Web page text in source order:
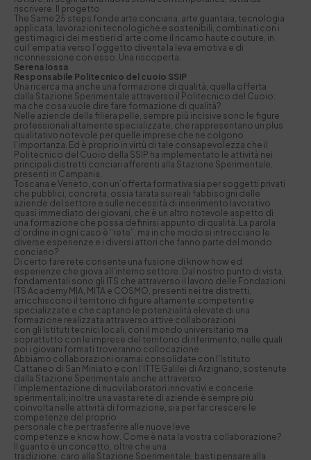
riscrivere. Il progetto
The Same 25 steps fonde arte conciaria, arte guantaia, tecnologia
applicata, lavorazioni tecnologiche e sostenibili, combinati con i
gesti magici dei mestieri d’arte come il ricamo haute couture, in
cui l’empatia verso l’oggetto diventa la leva emotiva e di
riconnessione con esso. Una riscoperta.
Serena Iossa
Responsabile Politecnico del cuoio SSIP
Una ricerca ma anche una formazione di qualità, quella offerta
dalla Stazione Sperimentale attraverso il Politecnico del Cuoio:
ma che cosa vuole dire fare formazione di qualità?
Nelle aziende della filiera pelle, sempre più incisive sono le figure
professionali altamente specializzate, che rappresentano un plus
qualitativo notevole per quelle imprese che ne colgono
l’importanza. Ed è proprio in virtù di tale consapevolezza che il
Politecnico del Cuoio della SSIP ha implementato le attività nei
principali distretti conciari afferenti alla Stazione Sperimentale,
presenti in Campania,
Toscana e Veneto, con un’offerta formativa sia per soggetti privati
che pubblici, concreta, ossia tarata sui reali fabbisogni delle
aziende del settore e sulle necessità di inserimento lavorativo
quasi immediato dei giovani, che è un altro notevole aspetto di
una formazione che possa definirsi appunto di qualità. La parola
d’ordine in ogni caso è “rete”: ma in che modo si intrecciano le
diverse esperienze e i diversi attori che fanno parte del mondo
conciario?
Di certo fare rete consente una fusione di know how ed
esperienze che giova all’interno settore. Dal nostro punto di vista,
fondamentali sono gli ITS che attraverso il lavoro delle Fondazioni
ITS Academy MIA, MITA e COSMO, presenti nei tre distretti,
arricchiscono il territorio di figure altamente competenti e
specializzate e che captano le potenzialità elevate di una
formazione realizzata attraverso attive collaborazioni
con gli Istituti tecnici locali, con il mondo universitario ma
soprattutto con le imprese del territorio di riferimento, nelle quali
poi i giovani formati troveranno collocazione.
Abbiamo collaborazioni oramai consolidate con l’Istituto
Cattaneo di San Miniato e con l’ITTE Galilei di Arzignano, sostenute
dalla Stazione Sperimentale anche attraverso
l’implementazione di nuovi laboratori innovativi e concerie
sperimentali; inoltre una vasta rete di aziende è sempre più
coinvolta nelle attività di formazione, sia per far crescere le
competenze del proprio
personale che per trasferire alle nuove leve
competenze e know how. Come è nata la vostra collaborazione?
Il guanto è un concetto, oltre che una
tradizione, caro alla Stazione Sperimentale, basti pensare alla